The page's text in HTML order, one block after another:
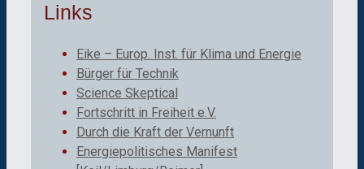
Links
Eike – Europ. Inst. für Klima und Energie
Bürger für Technik
Science Skeptical
Fortschritt in Freiheit e.V.
Durch die Kraft der Vernunft
Energiepolitisches Manifest